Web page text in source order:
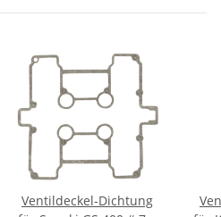
Ventildeckel-Dichtung